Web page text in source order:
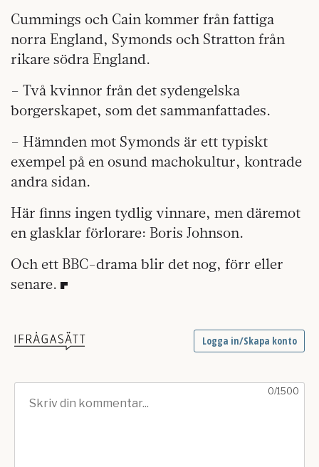
Cummings och Cain kommer från fattiga
norra England, Symonds och Stratton från
rikare södra England.
– Två kvinnor från det sydengelska
borgerskapet, som det sammanfattades.
– Hämnden mot Symonds är ett typiskt
exempel på en osund machokultur, kontrade
andra sidan.
Här finns ingen tydlig vinnare, men däremot
en glasklar förlorare: Boris Johnson.
Och ett BBC-drama blir det nog, förr eller
senare.